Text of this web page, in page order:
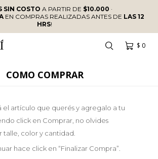
SIN COSTO A PARTIR DE $10.000 ·
EN COMPRAS REALIZADAS ANTES DE LAS 12
HRS!
$ 0
COMO COMPRAR
el artículo que querés y agregalo a tu
click en Comprar, no olvides
talle, color y cantidad.
hace click en “Finalizar Compra”.